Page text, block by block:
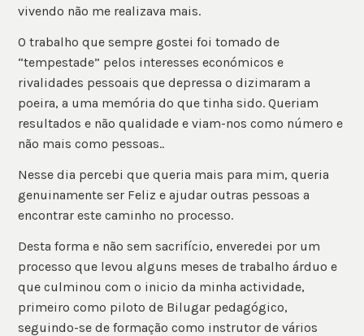
vivendo não me realizava mais.
O trabalho que sempre gostei foi tomado de
“tempestade” pelos interesses económicos e
rivalidades pessoais que depressa o dizimaram a
poeira, a uma memória do que tinha sido. Queriam
resultados e não qualidade e viam-nos como número e
não mais como pessoas..
Nesse dia percebi que queria mais para mim, queria
genuinamente ser Feliz e ajudar outras pessoas a
encontrar este caminho no processo.
Desta forma e não sem sacrifício, enveredei por um
processo que levou alguns meses de trabalho árduo e
que culminou com o inicio da minha actividade,
primeiro como piloto de Bilugar pedagógico,
seguindo-se de formação como instrutor de vários